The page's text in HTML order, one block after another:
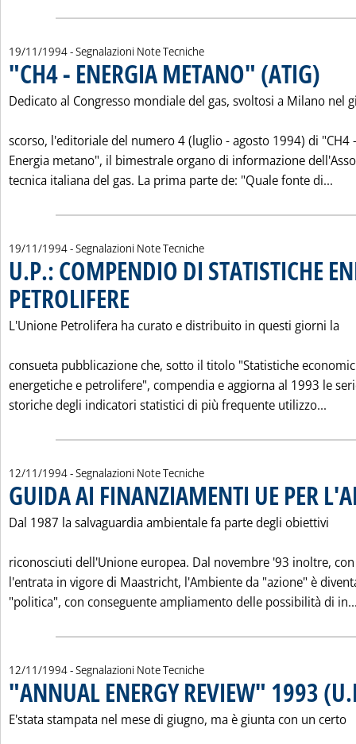
19/11/1994- Segnalazioni Note Tecniche
"CH4 - ENERGIA METANO" (ATIG)
Dedicato al Congresso mondiale del gas, svoltosi a Milano nel
scorso, l'editoriale del numero 4 (luglio - agosto 1994) di "CH4 -
Energia metano", il bimestrale organo di informazione
tecnica italiana del gas. La prima parte de: "Quale fonte di...
19/11/1994- Segnalazioni Note Tecniche
U.P.: COMPENDIO DI STATISTICHE
PETROLIFERE
L'Unione Petrolifera ha curato e distribuito in questi giorni la
consueta pubblicazione che, sotto il titolo "Statistiche
energetiche e petrolifere", compendia e aggiorna al 1993 le
storiche degli indicatori statistici di più frequente utilizzo...
12/11/1994- Segnalazioni Note Tecniche
GUIDA AI FINANZIAMENTI UE PER
Dal 1987 la salvaguardia ambientale fa parte degli obiettivi
riconosciuti dell'Unione europea. Dal novembre '93 inoltre, con
l'entrata in vigore di Maastricht, l'Ambiente da "azione" è
"politica", con conseguente ampliamento delle possibilità di
12/11/1994- Segnalazioni Note Tecniche
"ANNUAL ENERGY REVIEW" 1993
E'stata stampata nel mese di giugno, ma è giunta con un certo